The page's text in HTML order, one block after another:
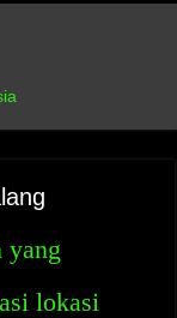
yang
lokasi